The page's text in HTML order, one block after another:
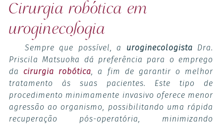
Cirurgia robótica em
uroginecologia
Sempre que possível, a uroginecologista Dra.
Priscila Matsuoka dá preferência para o emprego
da cirurgia robótica, a fim de garantir o melhor
tratamento às suas pacientes. Este tipo de
procedimento minimamente invasivo oferece menor
agressão ao organismo, possibilitando uma rápida
recuperação pós-operatória, minimizando